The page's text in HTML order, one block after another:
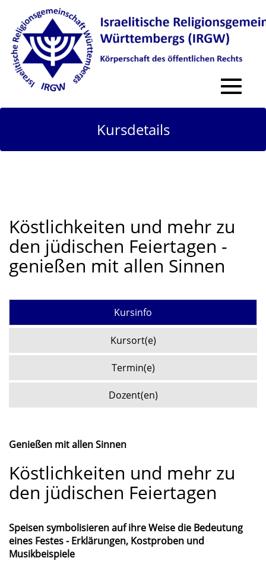
Toggle
Kursdetails
Köstlichkeiten und mehr zu
den jüdischen Feiertagen -
genießen mit allen Sinnen
Kursinfo
Kursort(e)
Termin(e)
Dozent(en)
Genießen mit allen Sinnen
Köstlichkeiten und mehr zu
den jüdischen Feiertagen
Speisen symbolisieren auf ihre Weise die Bedeutung
eines Festes - Erklärungen, Kostproben und
Musikbeispiele